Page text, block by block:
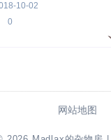
10-02
0
网站地图